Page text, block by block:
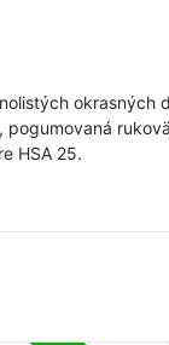
okrasných
HSA 25.